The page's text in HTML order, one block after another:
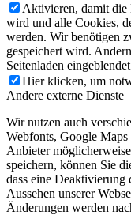
Aktivieren, damit die
wird und alle Cookies,
werden. Wir benötigen
gespeichert wird.
Seitenladen
Hier klicken, um
Andere externe Dienste
Wir nutzen auch
Webfonts, Google
Anbieter
speichern, können Sie
dass eine Deaktivierung
Aussehen unserer
Änderungen werden